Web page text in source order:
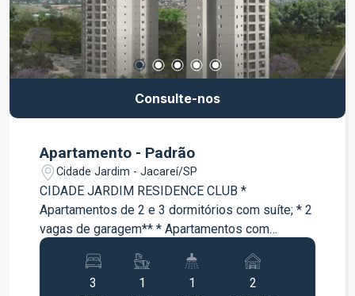
Consulte-nos
Apartamento - Padrão
Cidade Jardim - Jacareí/SP
CIDADE JARDIM RESIDENCE CLUB *
Apartamentos de 2 e 3 dormitórios com suíte; * 2
vagas de garagem** * Apartamentos com
varanda * Lazer completo entregue e equipado e
decorado;
3
1 1 2